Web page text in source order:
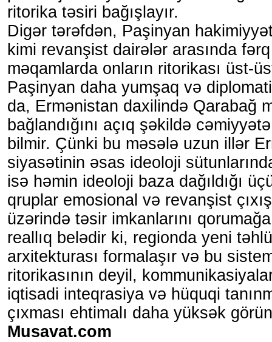
ritorika təsiri bağışlayır.
Digər tərəfdən, Paşinyan
kimi revanşist dairələr arasında
məqamlarda onların ritorikası üst-
Paşinyan daha yumşaq və
da, Ermənistan daxilində Qarabağ
bağlandığını açıq şəkildə
bilmir. Çünki bu məsələ uzun illər
siyasətinin əsas ideoloji
isə həmin ideoloji baza dağıldığı
qruplar emosional və revanşist
üzərində təsir imkanlarını
reallıq belədir ki, regionda yeni
arxitekturası formalaşır və bu
ritorikasının deyil,
iqtisadi inteqrasiya və hüquqi
çıxması ehtimalı daha yüksək
Musavat.com